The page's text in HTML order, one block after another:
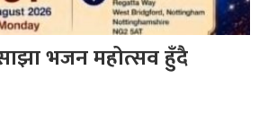
भजन महोत्सव हुँदै